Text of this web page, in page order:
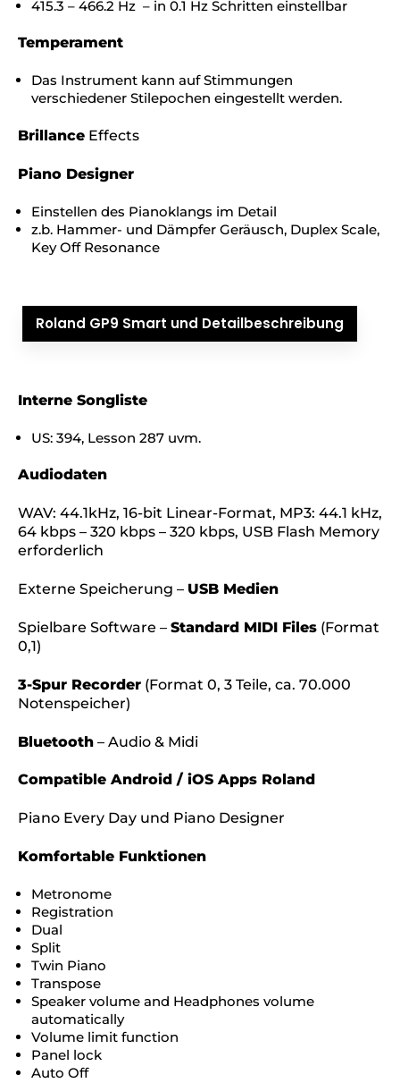
415.3 – 466.2 Hz – in 0.1 Hz Schritten einstellbar
Temperament
Das Instrument kann auf Stimmungen
verschiedener Stilepochen eingestellt werden.
Brillance Effects
Piano Designer
Einstellen des Pianoklangs im Detail
z.b. Hammer- und Dämpfer Geräusch, Duplex Scale,
Key Off Resonance
Roland GP9 Smart und Detailbeschreibung
Interne Songliste
US: 394, Lesson 287 uvm.
Audiodaten
WAV: 44.1kHz, 16-bit Linear-Format, MP3: 44.1 kHz,
64 kbps – 320 kbps – 320 kbps, USB Flash Memory
erforderlich
Externe Speicherung – USB Medien
Spielbare Software – Standard MIDI Files (Format
0,1)
3-Spur Recorder (Format 0, 3 Teile, ca. 70.000
Notenspeicher)
Bluetooth – Audio & Midi
Compatible Android / iOS Apps Roland
Piano Every Day und Piano Designer
Komfortable Funktionen
Metronome
Registration
Dual
Split
Twin Piano
Transpose
Speaker volume and Headphones volume
automatically
Volume limit function
Panel lock
Auto Off